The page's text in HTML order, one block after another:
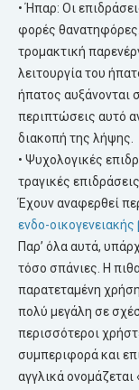
• Ήπαρ: Οι
φορές θανατηφόρες.
τρομακτική
λειτουργία του
ήπατος αυξάνονται
περιπτώσεις αυτό
διακοπή της λήψης.
• Ψυχολογικές
τραγικές
Έχουν αναφερθεί
ενδο-
Παρ’ όλα αυτά,
τόσο σπάνιες. Η
παρατεταμένη
πολύ μεγάλη σε
περισσότεροι
συμπεριφορά και
αγγλικά